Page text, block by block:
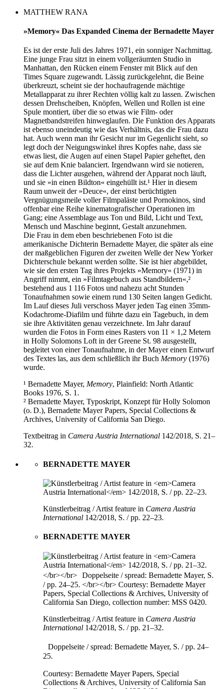
MATTHEW RANA
»Memory« Das Expanded Cinema der Bernadette Mayer
Es ist der erste Juli des Jahres 1971, ein sonniger Nachmittag.
Eine junge Frau sitzt in einem vollgeräumten Studio in
Manhattan, den Rücken einem Fenster mit Blick auf den
Times Square zugewandt. Lässig zurückgelehnt, die Beine
überkreuzt, scheint sie der hochaufragende mächtige
Metallapparat zu ihrer Rechten völlig kalt zu lassen. Zwischen
dessen Drehscheiben, Knöpfen, Wellen und Rollen ist eine
Spule montiert, über die so etwas wie Film- oder
Magnetbandstreifen hinweglaufen. Die Funktion des Apparats
ist ebenso uneindeutig wie das Verhältnis, das die Frau dazu
hat. Auch wenn man ihr Gesicht nur im Gegenlicht sieht, so
legt doch der Neigungswinkel ihres Kopfes nahe, dass sie
etwas liest, die Augen auf einen Stapel Papier geheftet, den
sie auf dem Knie balanciert. Irgendwann wird sie notieren,
dass die Lichter ausgehen, während der Apparat noch läuft,
und sie »in einen Bildton« eingehüllt ist.¹ Hier in diesem
Raum unweit der »Deuce«, der einst berüchtigten
Vergnügungsmeile voller Filmpaläste und Pornokinos, sind
offenbar eine Reihe kinematografischer Operationen im
Gang; eine Assemblage aus Ton und Bild, Licht und Text,
Mensch und Maschine beginnt, Gestalt anzunehmen.
Die Frau in dem eben beschriebenen Foto ist die
amerikanische Dichterin Bernadette Mayer, die später als eine
der maßgeblichen Figuren der zweiten Welle der New Yorker
Dichterschule bekannt werden sollte. Sie ist hier abgebildet,
wie sie den ersten Tag ihres Projekts »Memory« (1971) in
Angriff nimmt, ein »Filmtagebuch aus Standbildern«,²
bestehend aus 1 116 Fotos und nahezu acht Stunden
Tonaufnahmen sowie einem rund 130 Seiten langen Gedicht.
Im Lauf dieses Juli verschoss Mayer jeden Tag einen 35mm-
Kodachrome-Diafilm und führte dazu ein Tagebuch, in dem
sie ihre Aktivitäten genau verzeichnete. Im Jahr darauf
wurden die Fotos in Form eines Rasters von 11 × 1,2 Metern
in Holly Solomons Loft in der Greene St. 98 ausgestellt,
begleitet von einer Tonaufnahme, in der Mayer einen Entwurf
des Textes las, aus dem schließlich ihr Buch Memory (1976)
wurde.
¹ Bernadette Mayer, Memory, Plainfield: North Atlantic
Books 1976, S. 1.
² Bernadette Mayer, Typoskript, Konzept für Holly Solomon
(o. D.), Bernadette Mayer Papers, Special Collections &
Archives, University of California San Diego.
Textbeitrag in Camera Austria International 142/2018, S. 21–
32.
BERNADETTE MAYER
Künstlerbeitrag / Artist feature in Camera Austria
International 142/2018, S. / pp. 22–23.
BERNADETTE MAYER
Künstlerbeitrag / Artist feature in Camera Austria
International 142/2018, S. / pp. 21–32.
Doppelseite / spread: Bernadette Mayer, S. / pp. 24–
25.
Courtesy: Bernadette Mayer Papers, Special
Collections & Archives, University of California San